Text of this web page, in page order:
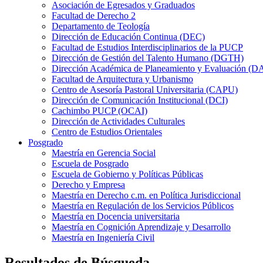
Asociación de Egresados y Graduados
Facultad de Derecho 2
Departamento de Teología
Dirección de Educación Continua (DEC)
Facultad de Estudios Interdisciplinarios de la PUCP
Dirección de Gestión del Talento Humano (DGTH)
Dirección Académica de Planeamiento y Evaluación
Facultad de Arquitectura y Urbanismo
Centro de Asesoría Pastoral Universitaria (CAPU)
Dirección de Comunicación Institucional (DCI)
Cachimbo PUCP (OCAI)
Dirección de Actividades Culturales
Centro de Estudios Orientales
Posgrado
Maestría en Gerencia Social
Escuela de Posgrado
Escuela de Gobierno y Políticas Públicas
Derecho y Empresa
Maestría en Derecho c.m. en Política Jurisdiccional
Maestría en Regulación de los Servicios Públicos
Maestría en Docencia universitaria
Maestría en Cognición Aprendizaje y Desarrollo
Maestría en Ingeniería Civil